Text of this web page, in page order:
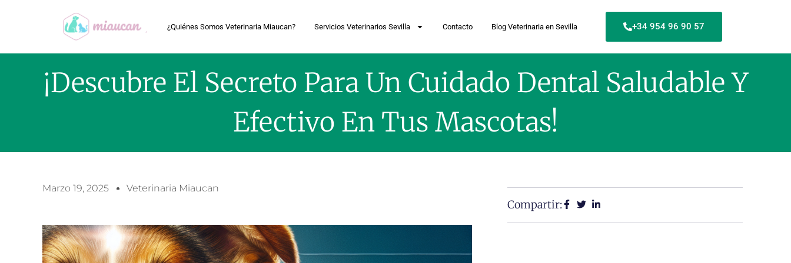
¿Quiénes Somos Veterinaria Miaucan? Servicios Veterinarios Sevilla Contacto Blog Veterinaria en Sevilla +34 954 96 90 57
¡Descubre El Secreto Para Un Cuidado Dental Saludable Y
Efectivo En Tus Mascotas!
Marzo 19, 2025 Veterinaria Miaucan
Compartir: